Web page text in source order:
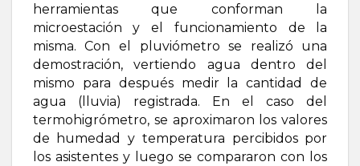
herramientas que conforman la
microestación y el funcionamiento de la
misma. Con el pluviómetro se realizó una
demostración, vertiendo agua dentro del
mismo para después medir la cantidad de
agua (lluvia) registrada. En el caso del
termohigrómetro, se aproximaron los valores
de humedad y temperatura percibidos por
los asistentes y luego se compararon con los